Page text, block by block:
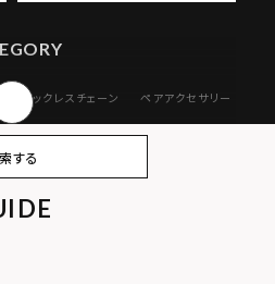
ネックレスチェーン ペアアクセサリー
ギフトボックス
する